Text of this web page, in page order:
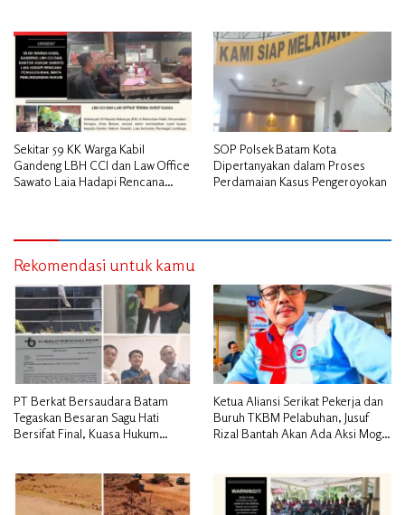
Sekitar 59 KK Warga Kabil
Gandeng LBH CCI dan Law Office
Sawato Laia Hadapi Rencana
SOP Polsek Batam Kota
Dipertanyakan dalam Proses
Perdamaian Kasus Pengeroyokan
Rekomendasi untuk kamu
PT Berkat Bersaudara Batam
Tegaskan Besaran Sagu Hati
Bersifat Final, Kuasa Hukum
Ketua Aliansi Serikat Pekerja dan
Buruh TKBM Pelabuhan, Jusuf
Rizal Bantah Akan Ada Aksi Mogol